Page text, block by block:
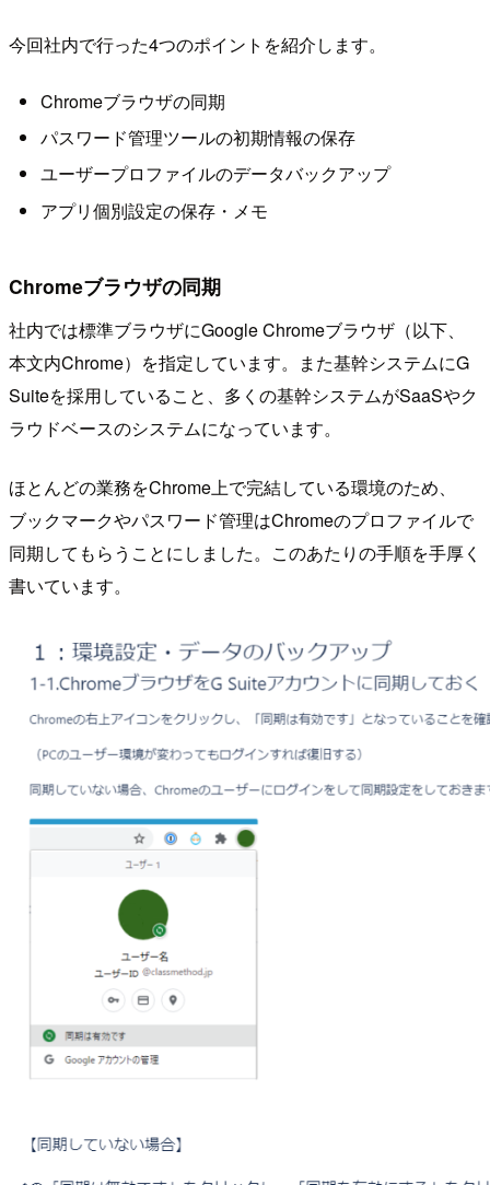
今回社内で行った4つのポイントを紹介します。
Chromeブラウザの同期
パスワード管理ツールの初期情報の保存
ユーザープロファイルのデータバックアップ
アプリ個別設定の保存・メモ
Chromeブラウザの同期
社内では標準ブラウザにGoogle Chromeブラウザ（以下、
本文内Chrome）を指定しています。また基幹システムにG
Suiteを採用していること、多くの基幹システムがSaaSやク
ラウドベースのシステムになっています。
ほとんどの業務をChrome上で完結している環境のため、
ブックマークやパスワード管理はChromeのプロファイルで
同期してもらうことにしました。このあたりの手順を手厚く
書いています。